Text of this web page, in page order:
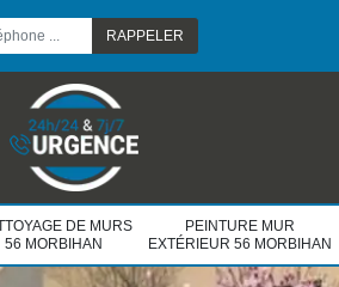
DE MURS
56 MORBIHAN
PEINTURE MUR
EXTÉRIEUR 56 MORBIHAN